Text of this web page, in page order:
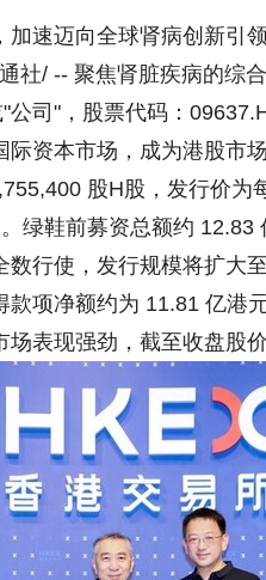
加速迈向全球肾病创新引
社/ -- 聚焦肾脏疾病的综
公司"，股票代码：
际资本市场，成为港股市
股H股，发行价
绿鞋前募资总额约
数行使，发行规模将扩大
款项净额约为 11.81 亿港
场表现强劲，截至收盘股